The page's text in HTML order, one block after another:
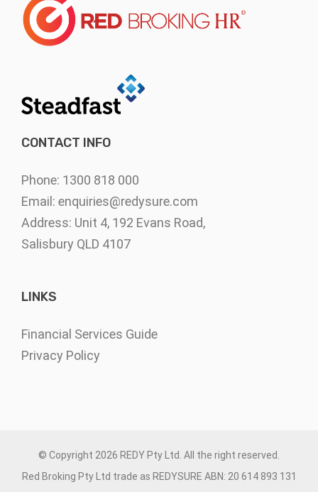
CONTACT INFO
Phone: 1300 818 000
Email: enquiries@redysure.com
Address: Unit 4, 192 Evans Road,
Salisbury QLD 4107
LINKS
Financial Services Guide
Privacy Policy
© Copyright 2026 REDY Pty Ltd. All the right reserved.
Red Broking Pty Ltd trade as REDYSURE ABN: 20 614 893 131